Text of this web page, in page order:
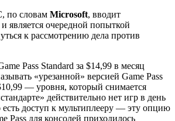
по словам Microsoft, вводит
является очередной попыткой
к рассмотрению дела против
Pass Standard за $14,99 в месяц
«урезанной» версией Game Pass
— уровня, который снимается
действительно нет игр в день
есть доступ к мультиплееру — эту опцию
Pass для консолей приходилось